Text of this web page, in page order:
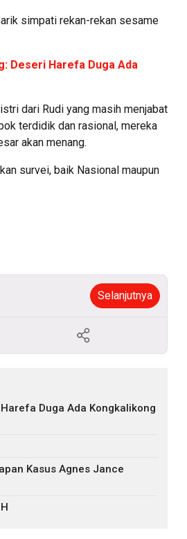
simpati rekan-rekan sesame
Deseri Harefa Duga Ada
dari Rudi yang masih menjabat
terdidik dan rasional, mereka
akan menang.
survei, baik Nasional maupun
Selanjutnya
Duga Ada Kongkalikong
Kasus Agnes Jance